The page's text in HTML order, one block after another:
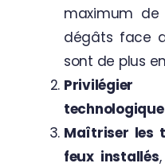
maximum de
dégâts face
sont de plus
Maîtriser les
feux installés